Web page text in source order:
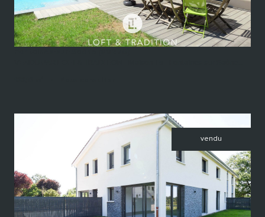
vendu
voir le bien